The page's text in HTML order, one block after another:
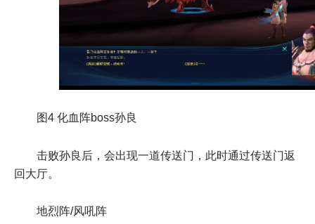
图4 化血阵boss孙良
击败孙良后，会出现一道传送门，此时通过传送门返
回大厅。
地烈阵/风吼阵